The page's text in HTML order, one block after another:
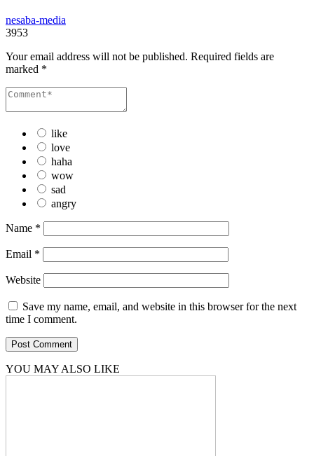
nesaba-media
3953
Your email address will not be published. Required fields are
marked *
like
love
haha
wow
sad
angry
Name *
Email *
Website
Save my name, email, and website in this browser for the next
time I comment.
YOU MAY ALSO LIKE